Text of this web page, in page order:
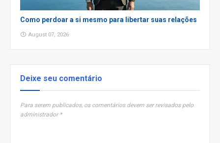
Como perdoar a si mesmo para libertar suas relações
August 07, 2026
Deixe seu comentário
Para serem publicados, os comentários devem ser revisados pelo
administrador *